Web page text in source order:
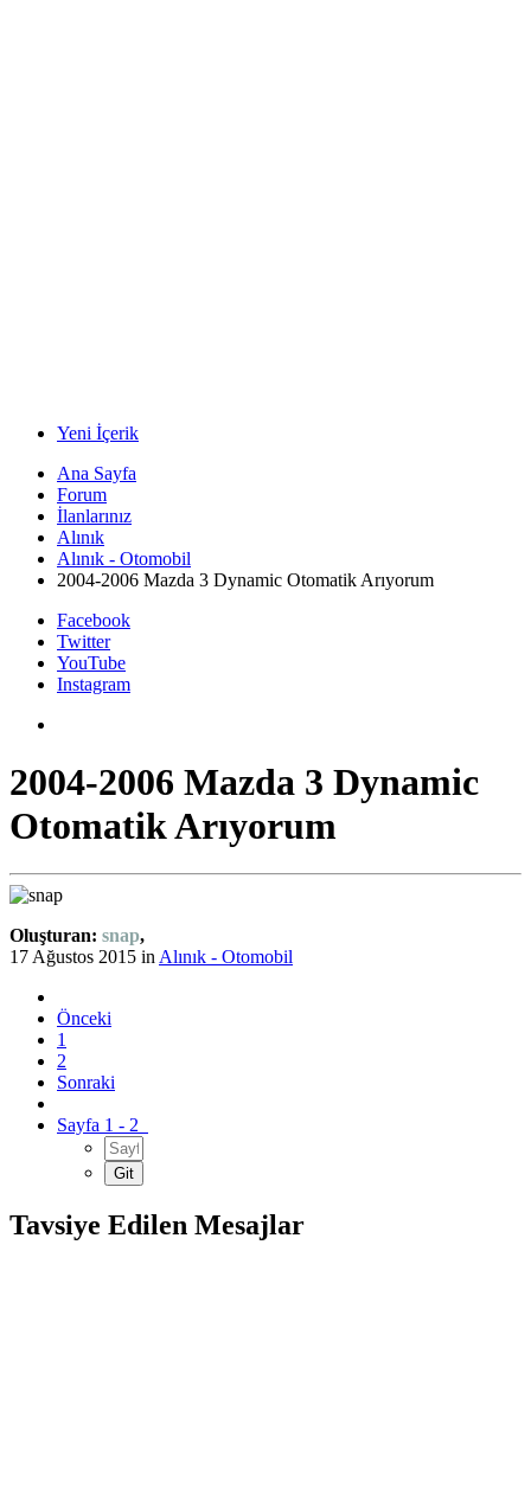
Yeni İçerik
Ana Sayfa
Forum
İlanlarınız
Alınık
Alınık - Otomobil
2004-2006 Mazda 3 Dynamic Otomatik Arıyorum
Facebook
Twitter
YouTube
Instagram
2004-2006 Mazda 3 Dynamic
Otomatik Arıyorum
Oluşturan: snap,
17 Ağustos 2015 inAlınık - Otomobil
Önceki
1
2
Sonraki
Sayfa 1 - 2
Tavsiye Edilen Mesajlar